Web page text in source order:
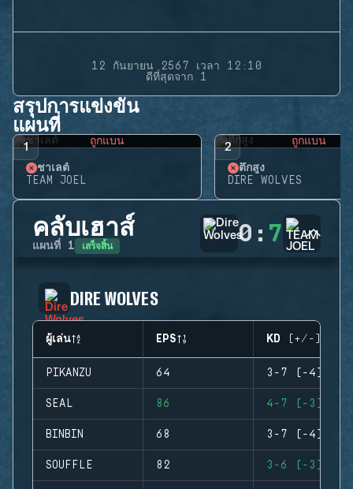
12 กันยายน 2567 เวลา 12:10
ดีที่สุดจาก 1
สรุปการแข่งขัน
แผนที่
1 ถูกแบน
ชาเลต์
TEAM JOEL
2 ถูกแบน
ตึกสูง
DIRE WOLVES
คลับเฮาส์
แผนที่ 1 เสร็จสิ้น 0 : 7
DIRE WOLVES
ผู้เล่น EPS KD (+/-)
PIKANZU 64 3-7 (-4)
SEAL 86 4-7 (-3)
BINBIN 68 3-7 (-4)
SOUFFLE 82 3-6 (-3)